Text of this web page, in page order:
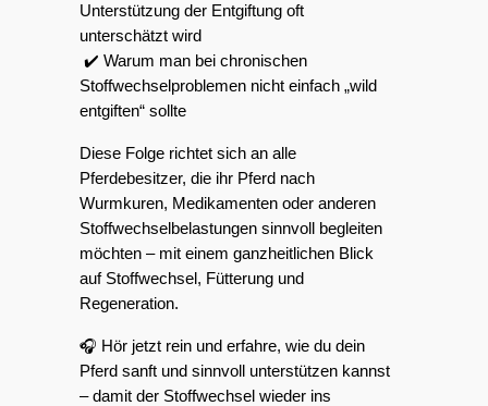
Unterstützung der Entgiftung oft
unterschätzt wird
Stoffwechselproblemen nicht einfach „wild
entgiften“ sollte
Diese Folge richtet sich an alle
Pferdebesitzer, die ihr Pferd nach
Wurmkuren, Medikamenten oder anderen
Stoffwechselbelastungen sinnvoll begleiten
möchten – mit einem ganzheitlichen Blick
auf Stoffwechsel, Fütterung und
Regeneration.
🎧 Hör jetzt rein und erfahre, wie du dein
Pferd sanft und sinnvoll unterstützen kannst
– damit der Stoffwechsel wieder ins